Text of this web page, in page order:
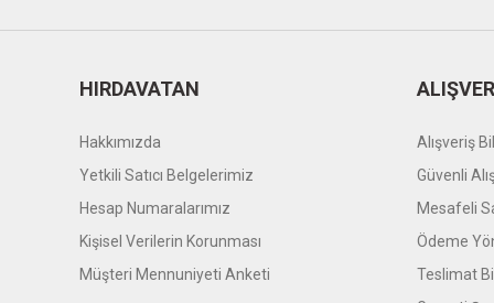
HIRDAVATAN
Hakkımızda
Yetkili Satıcı Belgelerimiz
Hesap Numaralarımız
Kişisel Verilerin Korunması
Müşteri Mennuniyeti Anketi
Alışveriş
Güvenli
Mesafeli
Ödeme
Teslimat